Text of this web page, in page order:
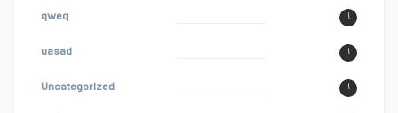
qweq ۱
uasad ۱
Uncategorized ۱